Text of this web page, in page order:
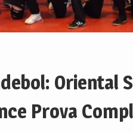
Oriental
Prova